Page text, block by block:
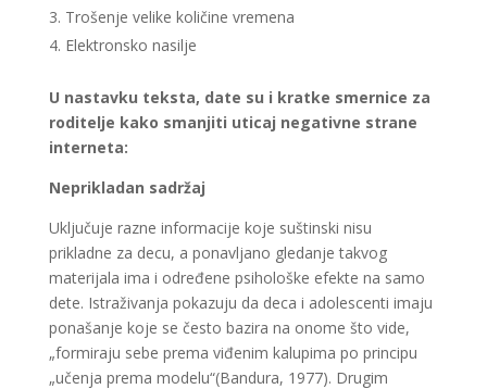
Trošenje velike količine vremena
Elektronsko nasilje
U nastavku teksta, date su i kratke smernice za
roditelje kako smanjiti uticaj negativne strane
interneta:
Neprikladan sadržaj
Uključuje razne informacije koje suštinski nisu
prikladne za decu, a ponavljano gledanje takvog
materijala ima i određene psihološke efekte na samo
dete. Istraživanja pokazuju da deca i adolescenti imaju
ponašanje koje se često bazira na onome što vide,
„formiraju sebe prema viđenim kalupima po principu
„učenja prema modelu“(Bandura, 1977). Drugim